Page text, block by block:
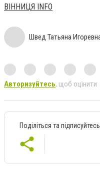
ВІННИЦЯ INFO
Швед Татьяна
Авторизуйтесь, щоб оцінити
Поділіться та